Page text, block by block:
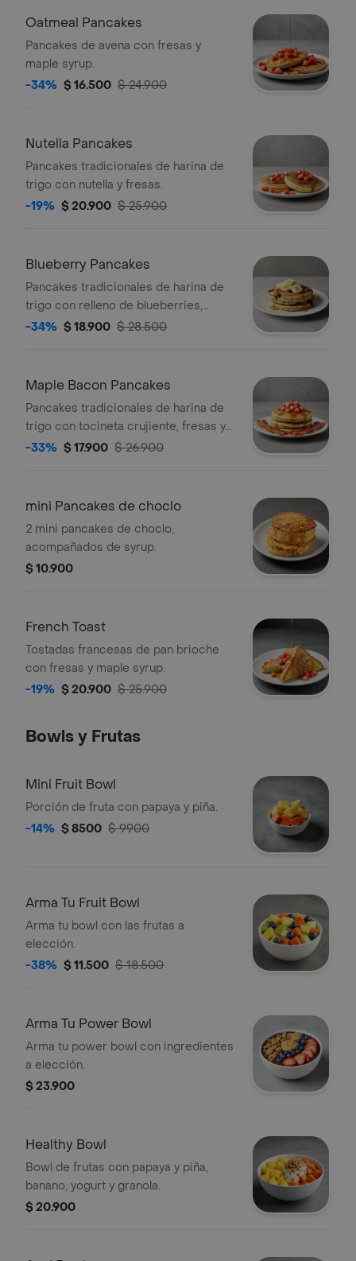
Oatmeal Pancakes
Pancakes de avena con fresas y
maple syrup.
-34% $ 16.500 $ 24.900
Nutella Pancakes
Pancakes tradicionales de harina de
trigo con nutella y fresas.
-19% $ 20.900 $ 25.900
Blueberry Pancakes
Pancakes tradicionales de harina de
trigo con relleno de blueberries,
tajadas de banano y maple syrup.
-34% $ 18.900 $ 28.500
Maple Bacon Pancakes
Pancakes tradicionales de harina de
trigo con tocineta crujiente, fresas y
maple syrup.
-33% $ 17.900 $ 26.900
mini Pancakes de choclo
2 mini pancakes de choclo,
acompañados de syrup.
$ 10.900
French Toast
Tostadas francesas de pan brioche
con fresas y maple syrup.
-19% $ 20.900 $ 25.900
Bowls y Frutas
Mini Fruit Bowl
Porción de fruta con papaya y piña.
-14% $ 8500 $ 9900
Arma Tu Fruit Bowl
Arma tu bowl con las frutas a
elección.
-38% $ 11.500 $ 18.500
Arma Tu Power Bowl
Arma tu power bowl con ingredientes
a elección.
$ 23.900
Healthy Bowl
Bowl de frutas con papaya y piña,
banano, yogurt y granola.
$ 20.900